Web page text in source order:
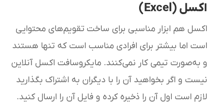
اکسل (Excel)
اکسل هم ابزار مناسبی برای ساخت تقویم‌های محتوایی
است اما بیشتر برای افرادی مناسب است که تنها هستند
و به‌صورت تیمی کار نمی‌‌کنند. مایکروسافت اکسل آنلاین
نیست و اگر بخواهید آن را با دیگران به اشتراک بگذارید
لازم است اول آن را ذخیره کرده و فایل آن را ارسال کنید.